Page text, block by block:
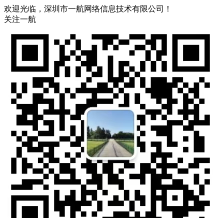
欢迎光临，深圳市一航网络信息技术有限公司！
关注一航